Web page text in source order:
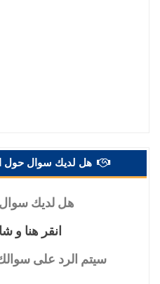
هل لديك سوال حول
هل لديك
انقر هنا و
سيتم الرد على